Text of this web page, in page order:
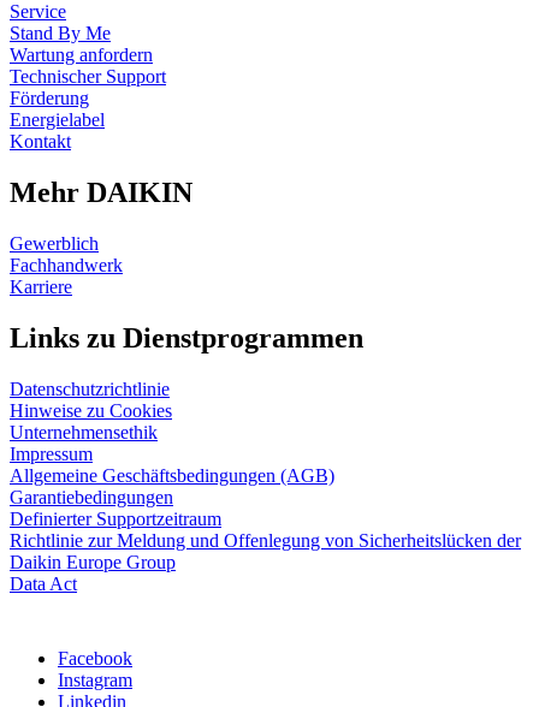
Service
Stand By Me
Wartung anfordern
Technischer Support
Förderung
Energielabel
Kontakt
Mehr DAIKIN
Gewerblich
Fachhandwerk
Karriere
Links zu Dienstprogrammen
Datenschutzrichtlinie
Hinweise zu Cookies
Unternehmensethik
Impressum
Allgemeine Geschäftsbedingungen (AGB)
Garantiebedingungen
Definierter Supportzeitraum
Richtlinie zur Meldung und Offenlegung von Sicherheitslücken der
Daikin Europe Group
Data Act
Facebook
Instagram
Linkedin